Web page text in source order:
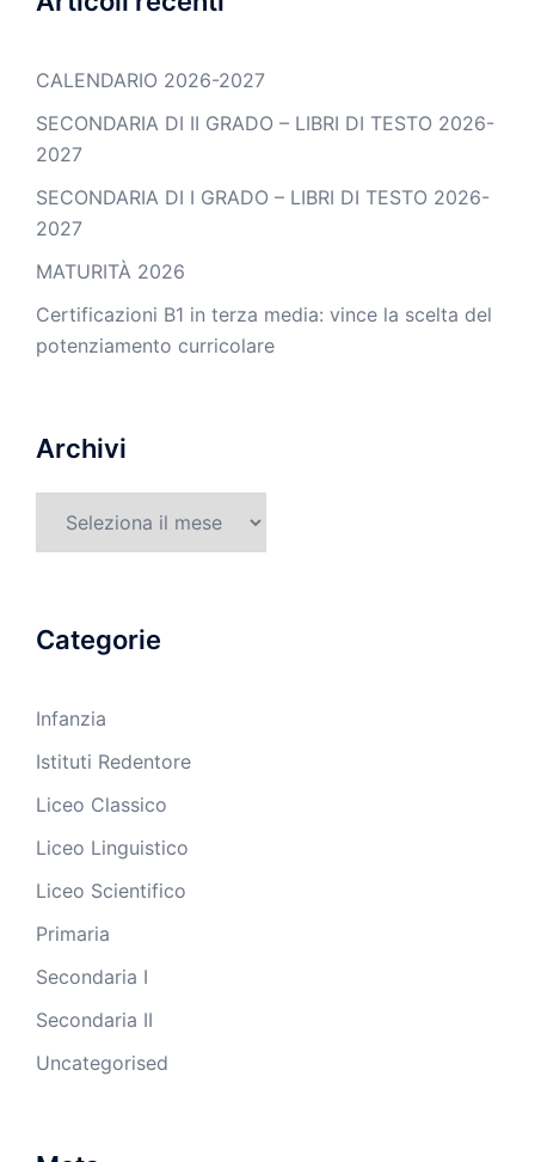
CALENDARIO 2026-2027
SECONDARIA DI II GRADO – LIBRI DI TESTO 2026-
2027
SECONDARIA DI I GRADO – LIBRI DI TESTO 2026-
2027
MATURITÀ 2026
Certificazioni B1 in terza media: vince la scelta del
potenziamento curricolare
Archivi
Categorie
Infanzia
Istituti Redentore
Liceo Classico
Liceo Linguistico
Liceo Scientifico
Primaria
Secondaria I
Secondaria II
Uncategorised